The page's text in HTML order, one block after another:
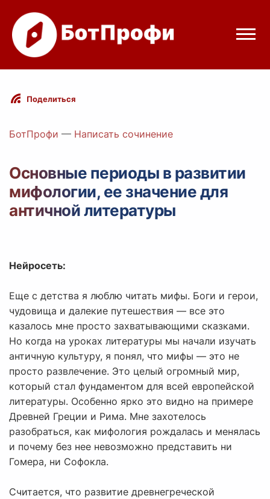
Режимы бота
Цены
Вход с Telegram
Поделиться
БотПрофи — Написать сочинение
Основные периоды в развитии
мифологии, ее значение для
античной литературы
Нейросеть:
Еще с детства я люблю читать мифы. Боги и герои,
чудовища и далекие путешествия — все это
казалось мне просто захватывающими сказками.
Но когда на уроках литературы мы начали изучать
античную культуру, я понял, что мифы — это не
просто развлечение. Это целый огромный мир,
который стал фундаментом для всей европейской
литературы. Особенно ярко это видно на примере
Древней Греции и Рима. Мне захотелось
разобраться, как мифология рождалась и менялась
и почему без нее невозможно представить ни
Гомера, ни Софокла.
Считается, что развитие древнегреческой